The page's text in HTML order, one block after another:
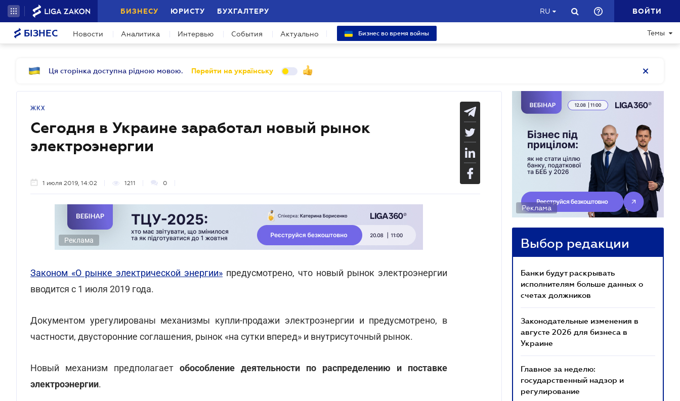
БИЗНЕСУ ЮРИСТУ БУХГАЛТЕРУ RU ВОЙТИ
БІЗНЕС Новости Аналитика Интервью События Актуально Бизнес во время войны Темы
Ця сторінка доступна рідною мовою. Перейти на українську
ЖКХ
Сегодня в Украине заработал новый рынок
электроэнергии
1 июля 2019, 14:02 1211 0
Реклама
Законом «О рынке электрической энергии» предусмотрено, что новый рынок электроэнергии
вводится с 1 июля 2019 года.
Документом урегулированы механизмы купли-продажи электроэнергии и предусмотрено, в
частности, двусторонние соглашения, рынок «на сутки вперед» и внутрисуточный рынок.
Новый механизм предполагает обособление деятельности по распределению и поставке
электроэнергии.
Реклама
Выбор редакции
Банки будут раскрывать
исполнителям больше данных о
счетах должников
Законодательные изменения в
августе 2026 для бизнеса в
Украине
Главное за неделю:
государственный надзор и
регулирование